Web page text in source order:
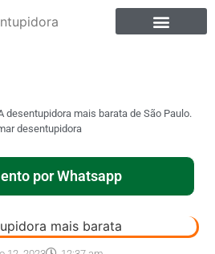
desentupidora mais barata de São Paulo.
desentupidora
por Whatsapp